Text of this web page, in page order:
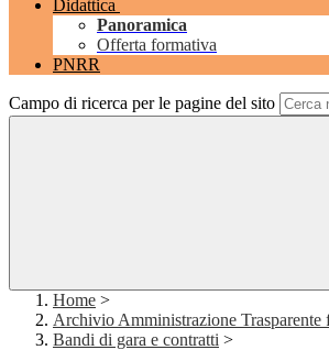
Didattica
Panoramica
Offerta formativa
PNRR
Campo di ricerca per le pagine del sito
Home >
Archivio Amministrazione Trasparente
Bandi di gara e contratti >